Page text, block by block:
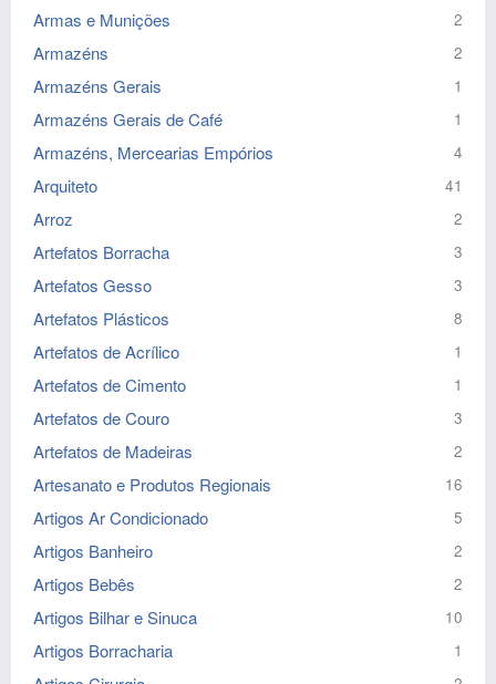
Armas e Munições 2
Armazéns 2
Armazéns Gerais 1
Armazéns Gerais de Café 1
Armazéns, Mercearias Empórios 4
Arquiteto 41
Arroz 2
Artefatos Borracha 3
Artefatos Gesso 3
Artefatos Plásticos 8
Artefatos de Acrílico 1
Artefatos de Cimento 1
Artefatos de Couro 3
Artefatos de Madeiras 2
Artesanato e Produtos Regionais 16
Artigos Ar Condicionado 5
Artigos Banheiro 2
Artigos Bebês 2
Artigos Bilhar e Sinuca 10
Artigos Borracharia 1